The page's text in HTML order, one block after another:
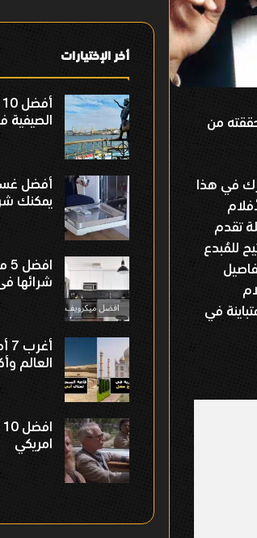
من
في هذا
تقدم
للمُبدع
في
أخر الإختيارات
الصيفية فى
أفضل
يمكنك
شرائها فى
العالم
امريكي